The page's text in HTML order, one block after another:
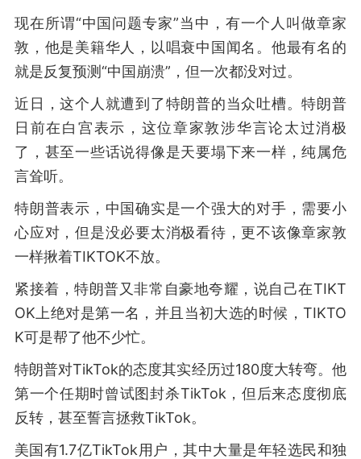
现在所谓“中国问题专家”当中，有一个人叫做章家
敦，他是美籍华人，以唱衰中国闻名。他最有名的
就是反复预测“中国崩溃”，但一次都没对过。
近日，这个人就遭到了特朗普的当众吐槽。特朗普
日前在白宫表示，这位章家敦涉华言论太过消极
了，甚至一些话说得像是天要塌下来一样，纯属危
言耸听。
特朗普表示，中国确实是一个强大的对手，需要小
心应对，但是没必要太消极看待，更不该像章家敦
一样揪着TIKTOK不放。
紧接着，特朗普又非常自豪地夸耀，说自己在TIKT
OK上绝对是第一名，并且当初大选的时候，TIKTO
K可是帮了他不少忙。
特朗普对TikTok的态度其实经历过180度大转弯。他
第一个任期时曾试图封杀TikTok，但后来态度彻底
反转，甚至誓言拯救TikTok。
美国有1.7亿TikTok用户，其中大量是年轻选民和独